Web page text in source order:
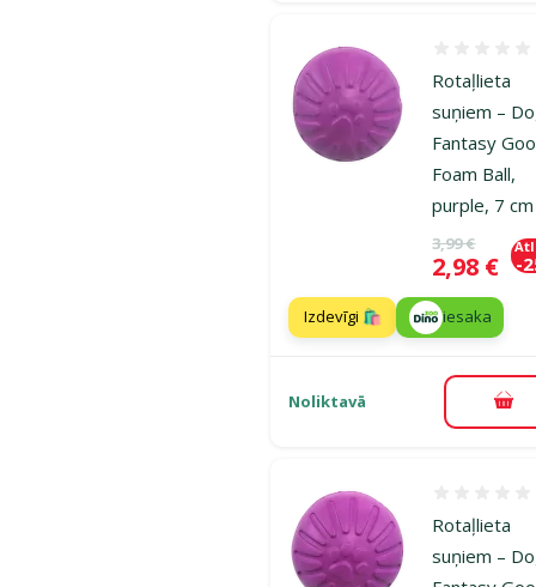
Rotaļlieta
suņiem –
Fantasy
Foam Ball,
purple, 7 cm
Oriģinālā
3,99 €
Cena
2,98 € -
Izdevīgi 🛍️ iesaka
Noliktavā
Rotaļlieta
suņiem –